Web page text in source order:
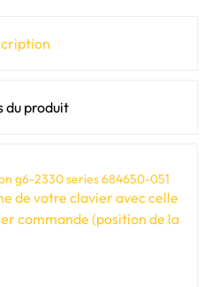
du produit
g6-2330 series 684650-051
de votre clavier avec celle
commande (position de la